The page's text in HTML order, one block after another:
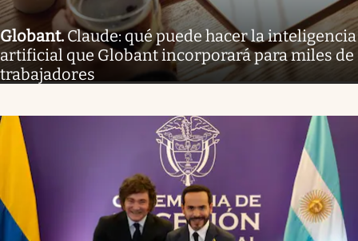
Globant.Claude: qué puede hacer la inteligencia
artificial que Globant incorporará para miles de
trabajadores